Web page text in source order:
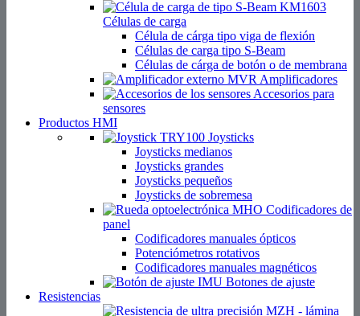
Células de carga
Célula de cárga tipo viga de flexión
Células de carga tipo S-Beam
Células de cárga de botón o de membrana
Amplificadores
Accesorios para
sensores
Productos HMI
Joysticks
Joysticks medianos
Joysticks grandes
Joysticks pequeños
Joysticks de sobremesa
Codificadores de
panel
Codificadores manuales ópticos
Potenciómetros rotativos
Codificadores manuales magnéticos
Botones de ajuste
Resistencias